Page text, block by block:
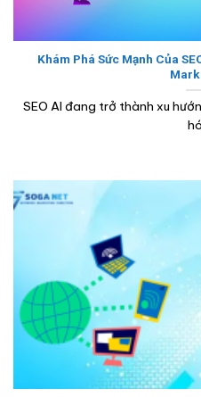
Khám Phá Sức Mạnh Của
SEO AI đang trở thành xu